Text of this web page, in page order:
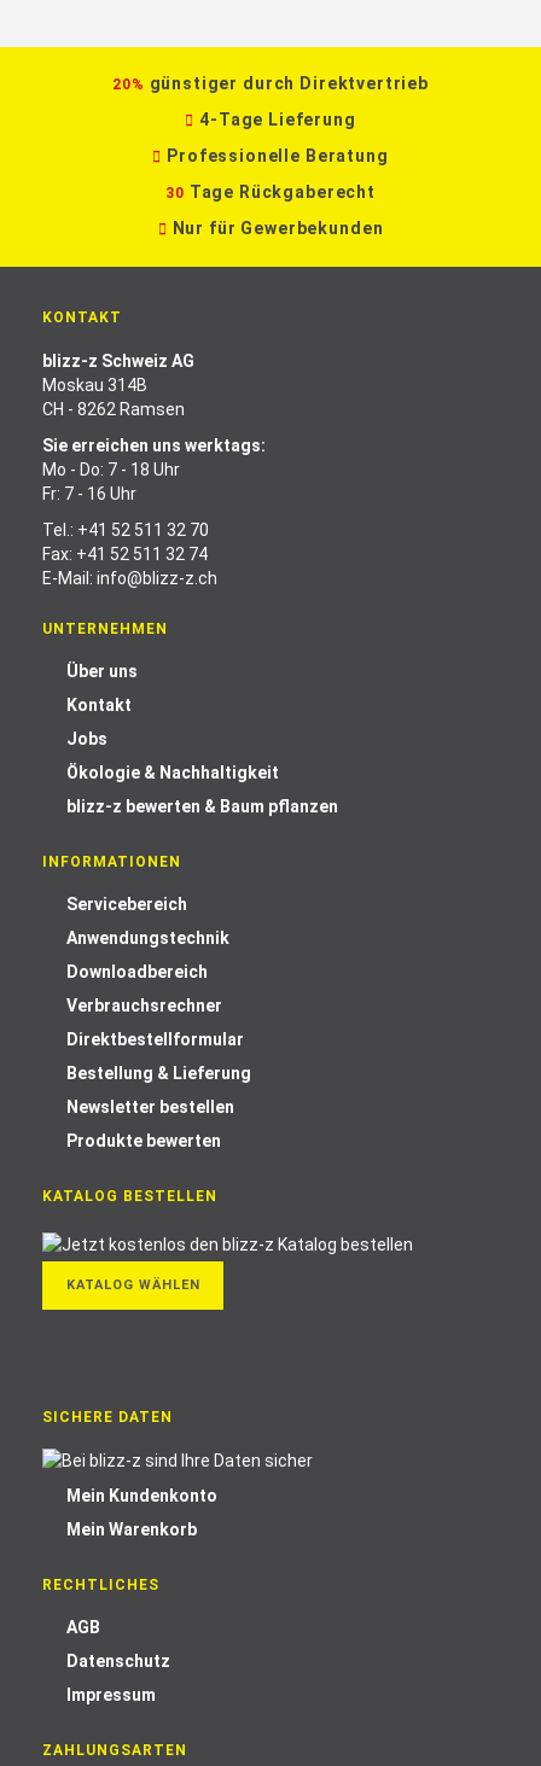
20% günstiger durch Direktvertrieb
4-Tage Lieferung
Professionelle Beratung
30 Tage Rückgaberecht
Nur für Gewerbekunden
KONTAKT
blizz-z Schweiz AG
Moskau 314B
CH - 8262 Ramsen
Sie erreichen uns werktags:
Mo - Do: 7 - 18 Uhr
Fr: 7 - 16 Uhr
Tel.: +41 52 511 32 70
Fax: +41 52 511 32 74
E-Mail: info@blizz-z.ch
UNTERNEHMEN
Über uns
Kontakt
Jobs
Ökologie & Nachhaltigkeit
blizz-z bewerten & Baum pflanzen
INFORMATIONEN
Servicebereich
Anwendungstechnik
Downloadbereich
Verbrauchsrechner
Direktbestellformular
Bestellung & Lieferung
Newsletter bestellen
Produkte bewerten
KATALOG BESTELLEN
KATALOG WÄHLEN
SICHERE DATEN
Mein Kundenkonto
Mein Warenkorb
RECHTLICHES
AGB
Datenschutz
Impressum
ZAHLUNGSARTEN